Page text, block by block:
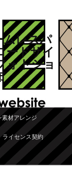
ムレスパ
ードサイ
トショ
素材アレンジ
ライセンス契約